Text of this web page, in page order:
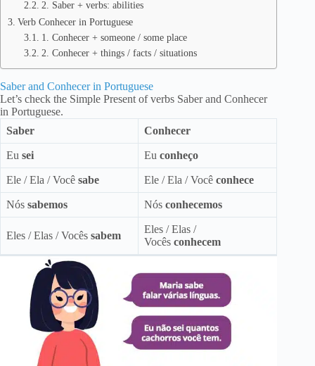
2. Saber + verbs: abilities
Verb Conhecer in Portuguese
1. Conhecer + someone / some place
2. Conhecer + things / facts / situations
Saber and Conhecer in Portuguese
Let’s check the Simple Present of verbs Saber and Conhecer
in Portuguese.
Saber
Conhecer
Eu sei Eu conheço
Ele / Ela / Você sabe Ele / Ela / Você conhece
Nós sabemos Nós conhecemos
Eles / Elas / Vocês sabem
Eles / Elas /
Vocês conhecem